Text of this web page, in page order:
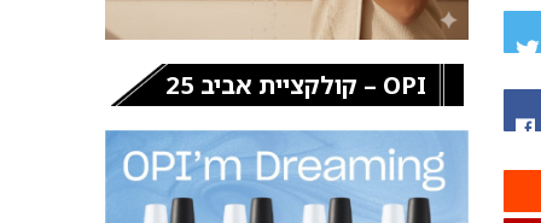
OPI – קולקציית אביב 25